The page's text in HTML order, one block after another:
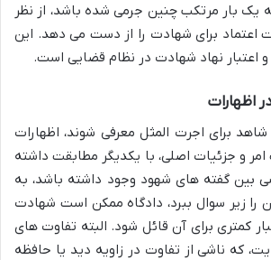
یک بار مرتکب چنین جرمی شده باشد، از نظر
اعتماد برای شهادت را از دست می دهد. این
اعتبار نهاد شهادت در نظام قضایی است.
اظهارات
برای اجرت المثل معرفی شوند، اظهارات
و جزئیات اصلی، با یکدیگر مطابقت داشته
بین گفته های شهود وجود داشته باشد، به
را زیر سوال ببرد، دادگاه ممکن است شهادت
کمتری برای آن قائل شود. البته تفاوت های
که ناشی از تفاوت در زاویه دید یا حافظه